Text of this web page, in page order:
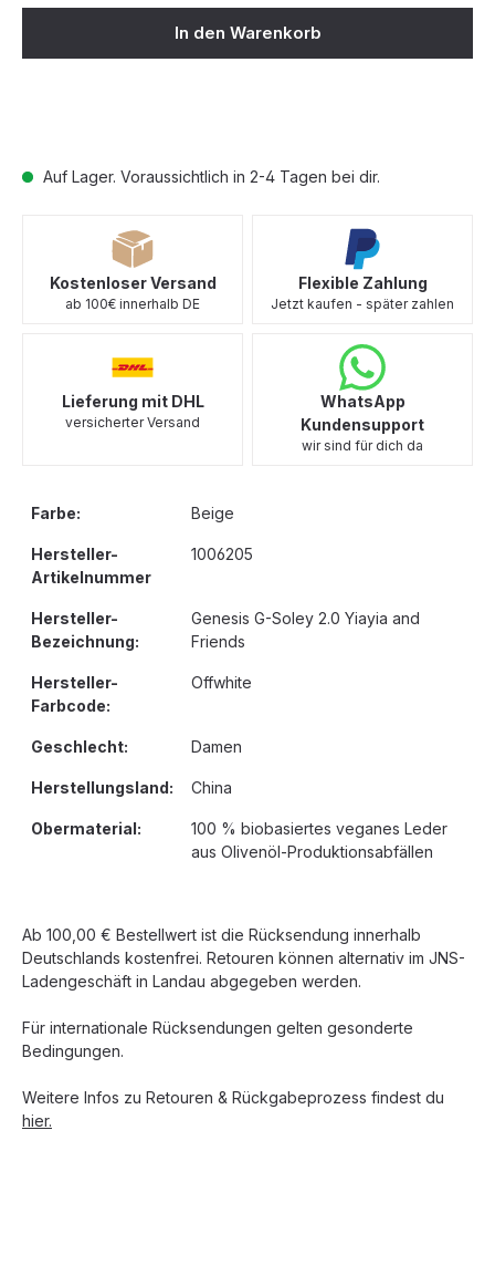
Auf Lager. Voraussichtlich in 2-4 Tagen bei dir.
In den Warenkorb
Kostenloser Versand
ab 100€ innerhalb DE
Flexible Zahlung
Jetzt kaufen - später zahlen
Lieferung mit DHL
versicherter Versand
WhatsApp
Kundensupport
wir sind für dich da
Farbe: Beige
Hersteller-
Artikelnummer
1006205
Hersteller-
Bezeichnung:
Genesis G-Soley 2.0 Yiayia and
Friends
Hersteller-
Farbcode:
Offwhite
Geschlecht: Damen
Herstellungsland: China
Obermaterial:
100 % biobasiertes veganes Leder
aus Olivenöl-Produktionsabfällen
Ab 100,00 € Bestellwert ist die Rücksendung innerhalb
Deutschlands kostenfrei. Retouren können alternativ im JNS-
Ladengeschäft in Landau abgegeben werden.
Für internationale Rücksendungen gelten gesonderte
Bedingungen.
Weitere Infos zu Retouren & Rückgabeprozess findest du
hier.